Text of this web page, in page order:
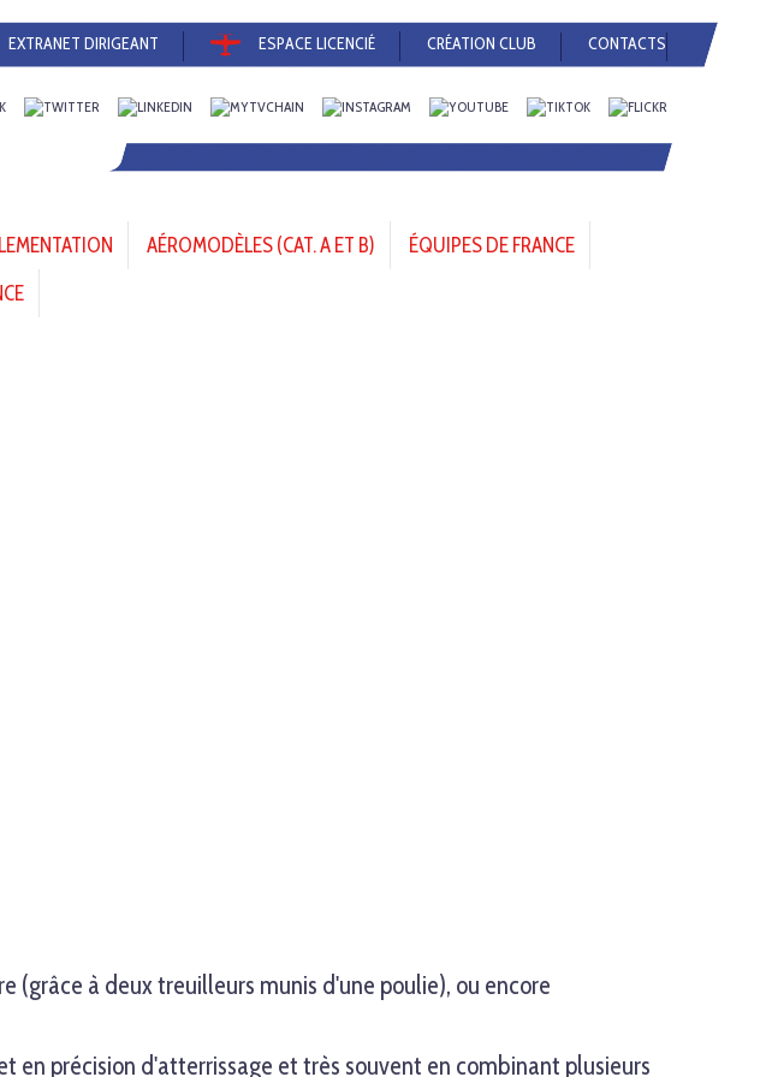
EXTRANET DIRIGEANT ESPACE LICENCIÉ CRÉATION CLUB CONTACTS
AÉROMODÈLES (CAT. A ET B)
ÉQUIPES DE FRANCE
(grâce à deux treuilleurs munis d'une poulie), ou encore
en précision d'atterrissage et très souvent en combinant plusieurs